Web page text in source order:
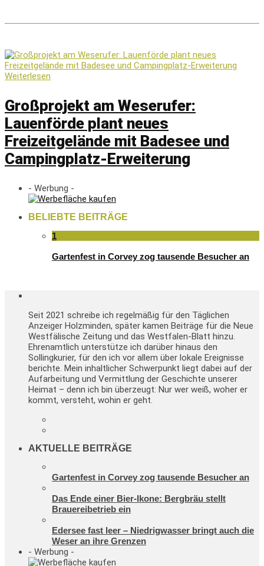
Weiterlesen
Großprojekt am Weserufer:
Lauenförde plant neues
Freizeitgelände mit Badesee und
Campingplatz-Erweiterung
- Werbung -
BELIEBTE BEITRÄGE
1
Gartenfest in Corvey zog tausende Besucher an
Seit 2021 schreibe ich regelmäßig für den Täglichen
Anzeiger Holzminden, später kamen Beiträge für die Neue
Westfälische Zeitung und das Westfalen-Blatt hinzu.
Ehrenamtlich unterstütze ich darüber hinaus den
Sollingkurier, für den ich vor allem über lokale Ereignisse
berichte. Mein inhaltlicher Schwerpunkt liegt dabei auf der
Aufarbeitung und Vermittlung der Geschichte unserer
Heimat – denn ich bin überzeugt: Nur wer weiß, woher er
kommt, versteht, wohin er geht.
AKTUELLE BEITRÄGE
Gartenfest in Corvey zog tausende Besucher an
Das Ende einer Bier-Ikone: Bergbräu stellt
Brauereibetrieb ein
Edersee fast leer – Niedrigwasser bringt auch die
Weser an ihre Grenzen
- Werbung -